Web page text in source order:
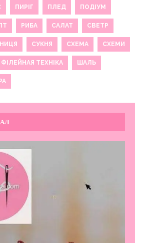
ПИРІГ ПЛЕД ПОДІУМ
РИБА САЛАТ СВЕТР
СУКНЯ СХЕМА СХЕМИ
ФІЛЕЙНАЯ ТЕХНІКА ШАЛЬ